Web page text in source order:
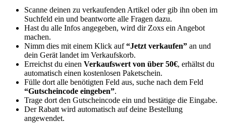
Scanne deinen zu verkaufenden Artikel oder gib ihn oben im
Suchfeld ein und beantworte alle Fragen dazu.
Hast du alle Infos angegeben, wird dir Zoxs ein Angebot
machen.
Nimm dies mit einem Klick auf“Jetzt verkaufen” an und
dein Gerät landet im Verkaufskorb.
Erreichst du einen Verkaufswert von über 50€, erhältst du
automatisch einen kostenlosen Paketschein.
Fülle dort alle benötigten Feld aus, suche nach dem Feld
“Gutscheincode eingeben”.
Trage dort den Gutscheincode ein und bestätige die Eingabe.
Der Rabatt wird automatisch auf deine Bestellung
angewendet.